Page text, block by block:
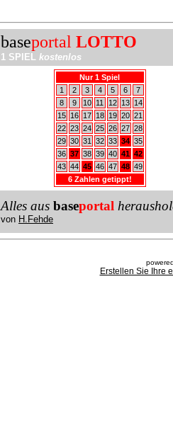
baseportal LOTTO
1 SPIEL kostenlos
Nur 1 Spiel
1
2 3 4 5 6
7
8
9 10 11 12 13
14
15
16 17 18 19 20 21
22 23 24 25 26 27 28
29 30 31 32 33 34 35
36 37 38 39 40 41 42
43 44 45 46 47 48 49
6 Zahlen getippt!
Alles aus baseportal
von H.Fehde
Erstellen Sie Ihre